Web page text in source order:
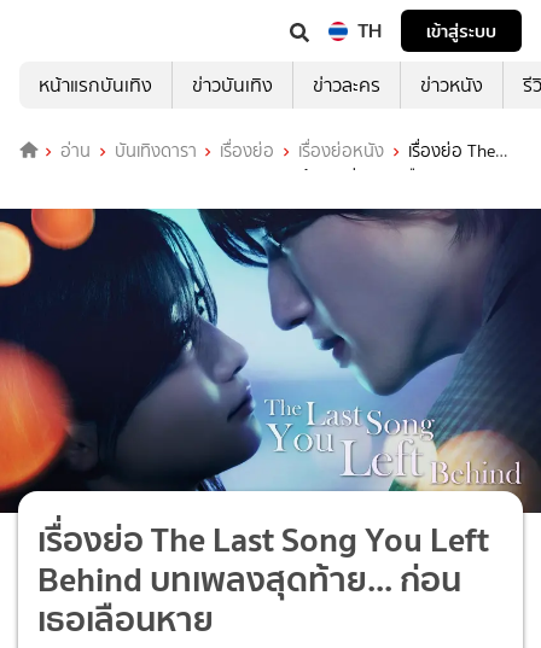
TH
เข้าสู่ระบบ
หน้าแรกบันเทิง
ข่าวบันเทิง ข่าวละคร ข่าวหนัง รี
อ่าน บันเทิงดารา เรื่องย่อ เรื่องย่อหนัง
เรื่องย่อ The
Last Song You Left Behind บทเพลงสุดท้าย... ก่อนเธอเลือนหาย
เรื่องย่อ The Last Song You Left
Behind บทเพลงสุดท้าย... ก่อน
เธอเลือนหาย